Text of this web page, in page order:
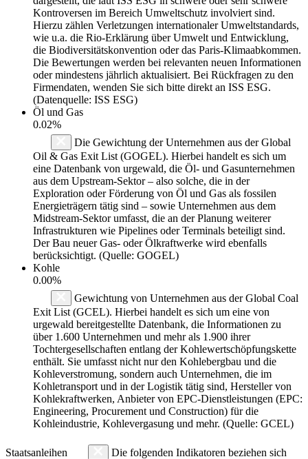
Kontroversen im Bereich Umweltschutz involviert sind.
Hierzu zählen Verletzungen internationaler Umweltstandards,
wie u.a. die Rio-Erklärung über Umwelt und Entwicklung,
die Biodiversitätskonvention oder das Paris-Klimaabkommen.
Die Bewertungen werden bei relevanten neuen Informationen
oder mindestens jährlich aktualisiert. Bei Rückfragen zu den
Firmendaten, wenden Sie sich bitte direkt an ISS ESG.
(Datenquelle: ISS ESG)
Öl und Gas
0.02%
Die Gewichtung der Unternehmen aus der Global
Oil & Gas Exit List (GOGEL). Hierbei handelt es sich um
eine Datenbank von urgewald, die Öl- und Gasunternehmen
aus dem Upstream-Sektor – also solche, die in der
Exploration oder Förderung von Öl und Gas als fossilen
Energieträgern tätig sind – sowie Unternehmen aus dem
Midstream-Sektor umfasst, die an der Planung weiterer
Infrastrukturen wie Pipelines oder Terminals beteiligt sind.
Der Bau neuer Gas- oder Ölkraftwerke wird ebenfalls
berücksichtigt. (Quelle: GOGEL)
Kohle
0.00%
Gewichtung von Unternehmen aus der Global Coal
Exit List (GCEL). Hierbei handelt es sich um eine von
urgewald bereitgestellte Datenbank, die Informationen zu
über 1.600 Unternehmen und mehr als 1.900 ihrer
Tochtergesellschaften entlang der Kohlewertschöpfungskette
enthält. Sie umfasst nicht nur den Kohlebergbau und die
Kohleverstromung, sondern auch Unternehmen, die im
Kohletransport und in der Logistik tätig sind, Hersteller von
Kohlekraftwerken, Anbieter von EPC-Dienstleistungen (EPC:
Engineering, Procurement und Construction) für die
Kohleindustrie, Kohlevergasung und mehr. (Quelle: GCEL)
Staatsanleihen
Die folgenden Indikatoren beziehen sich